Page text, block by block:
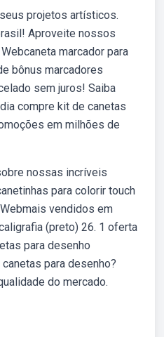
projetos artísticos.
Aproveite nossos
marcador para
bônus marcadores
sem juros! Saiba
compre kit de canetas
em milhões de
nossas incríveis
para colorir touch
vendidos em
(preto) 26. 1 oferta
para desenho
para desenho?
do mercado.